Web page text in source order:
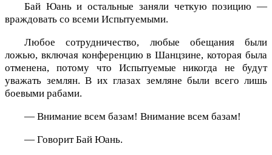
Бай Юань и остальные заняли четкую позицию —
враждовать со всеми Испытуемыми.
Любое сотрудничество, любые обещания были
ложью, включая конференцию в Шанцзине, которая была
отменена, потому что Испытуемые никогда не будут
уважать землян. В их глазах земляне были всего лишь
боевыми рабами.
— Внимание всем базам! Внимание всем базам!
— Говорит Бай Юань.